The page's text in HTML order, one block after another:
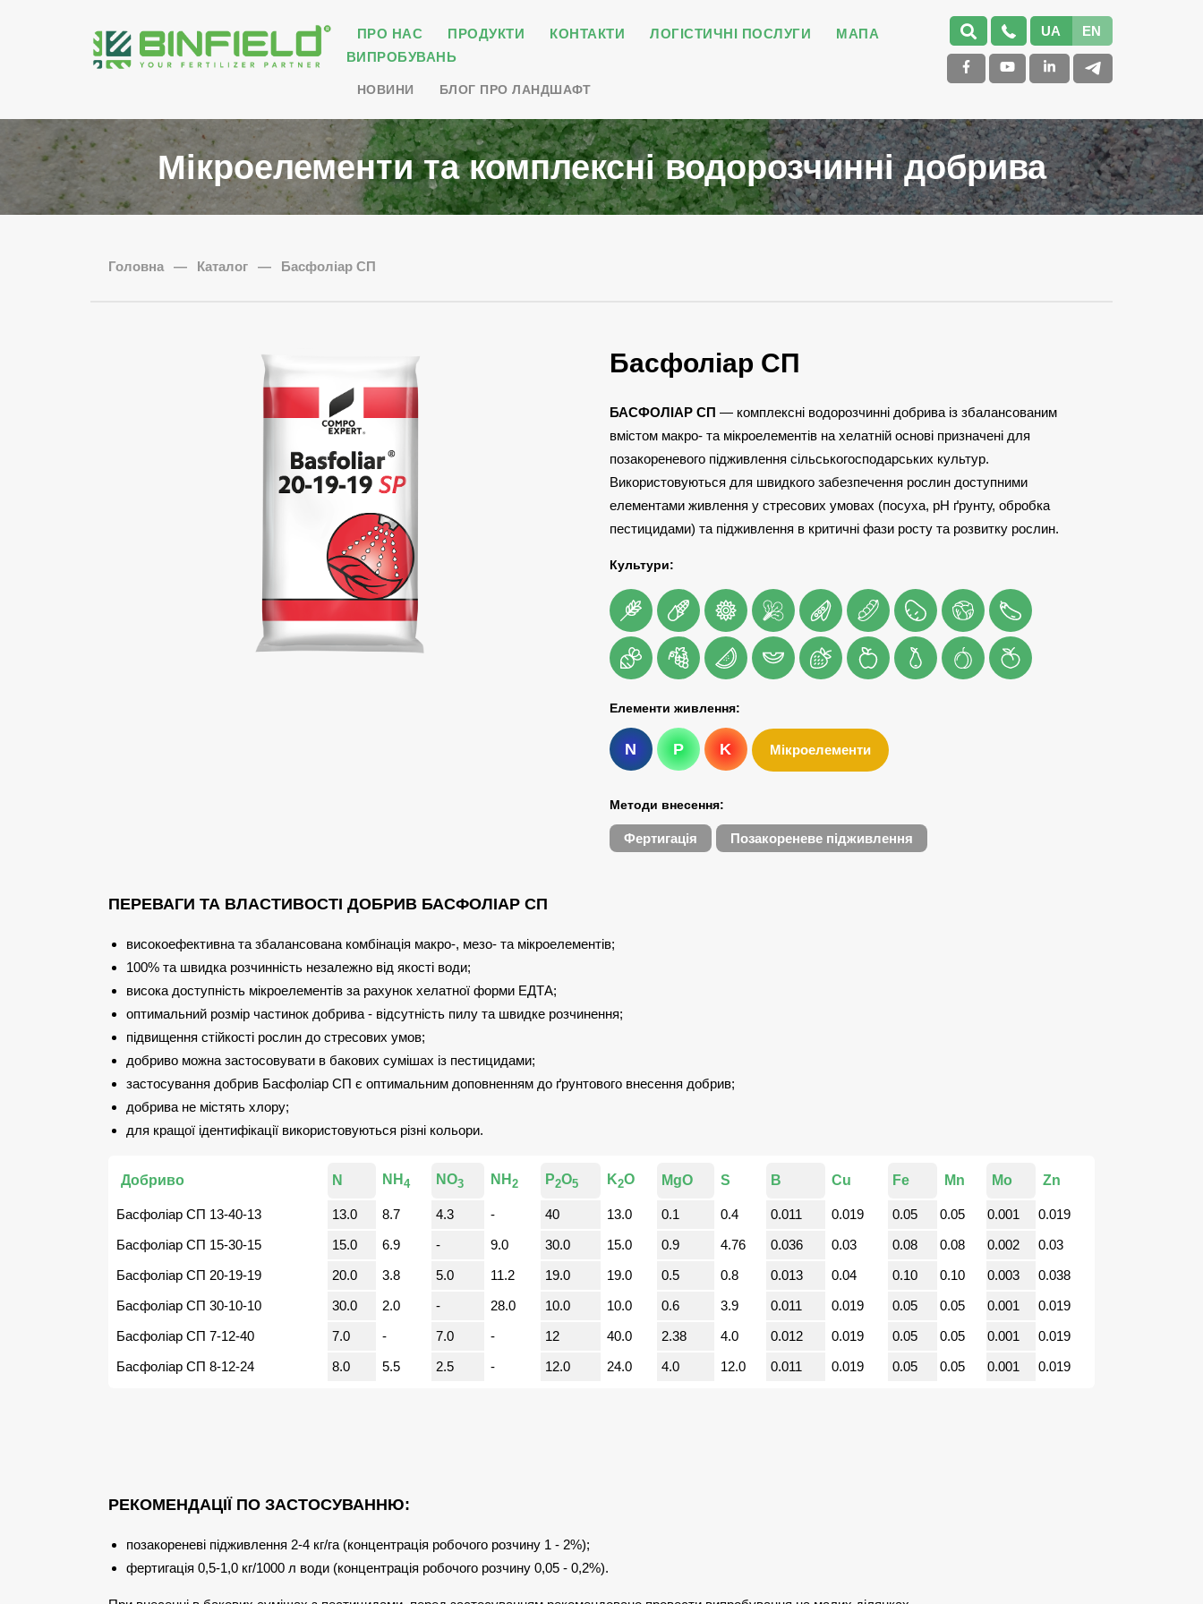
ПРО НАС ПРОДУКТИ КОНТАКТИ ЛОГІСТИЧНІ ПОСЛУГИ
МАПА
ВИПРОБУВАНЬ
НОВИНИ БЛОГ ПРО ЛАНДШАФТ
UA EN
Мікроелементи та комплексні водорозчинні добрива
Головна — Каталог — Басфоліар СП
Басфоліар СП
БАСФОЛІАР СП — комплексні водорозчинні добрива із збалансованим
вмістом макро- та мікроелементів на хелатній основі призначені для
позакореневого підживлення сільськогосподарських культур.
Використовуються для швидкого забезпечення рослин доступними
елементами живлення у стресових умовах (посуха, pH ґрунту, обробка
пестицидами) та підживлення в критичні фази росту та розвитку рослин.
Культури:
Елементи живлення:
N P K Мікроелементи
Методи внесення:
Фертигація Позакореневе підживлення
ПЕРЕВАГИ ТА ВЛАСТИВОСТІ ДОБРИВ БАСФОЛІАР СП
високоефективна та збалансована комбінація макро-, мезо- та мікроелементів;
100% та швидка розчинність незалежно від якості води;
висока доступність мікроелементів за рахунок хелатної форми ЕДТА;
оптимальний розмір частинок добрива - відсутність пилу та швидке розчинення;
підвищення стійкості рослин до стресових умов;
добриво можна застосовувати в бакових сумішах із пестицидами;
застосування добрив Басфоліар СП є оптимальним доповненням до ґрунтового внесення добрив;
добрива не містять хлору;
для кращої ідентифікації використовуються різні кольори.
Добриво N NH 4 NO3 NH 2 P2O5 K2O MgO S B Cu Fe Mn Mo Zn
Басфоліар СП 13-40-13 13.0 8.7 4.3 - 40 13.0 0.1 0.4 0.011 0.019 0.05 0.05 0.001
0.019
Басфоліар СП 15-30-15
15.0 6.9 - 9.0 30.0 15.0 0.9 4.76 0.036 0.03 0.08 0.08 0.002
0.03
Басфоліар СП 20-19-19
20.0 3.8 5.0 11.2 19.0 19.0 0.5 0.8 0.013 0.04 0.10 0.10 0.003
0.038
Басфоліар СП 30-10-10
30.0 2.0 - 28.0 10.0 10.0 0.6 3.9 0.011 0.019 0.05 0.05 0.001
0.019
Басфоліар СП 7-12-40
7.0 - 7.0 - 12 40.0 2.38 4.0 0.012 0.019 0.05 0.05 0.001
0.019
Басфоліар СП 8-12-24
8.0 5.5 2.5 - 12.0 24.0 4.0 12.0 0.011 0.019 0.05 0.05 0.001 0.019
РЕКОМЕНДАЦІЇ ПО ЗАСТОСУВАННЮ:
позакореневі підживлення 2-4 кг/га (концентрація робочого розчину 1 - 2%);
фертигація 0,5-1,0 кг/1000 л води (концентрація робочого розчину 0,05 - 0,2%).